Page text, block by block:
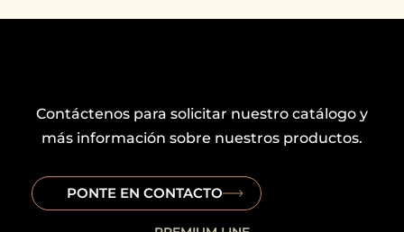
Contáctenos para solicitar nuestro catálogo y
más información sobre nuestros productos.
PONTE EN CONTACTO